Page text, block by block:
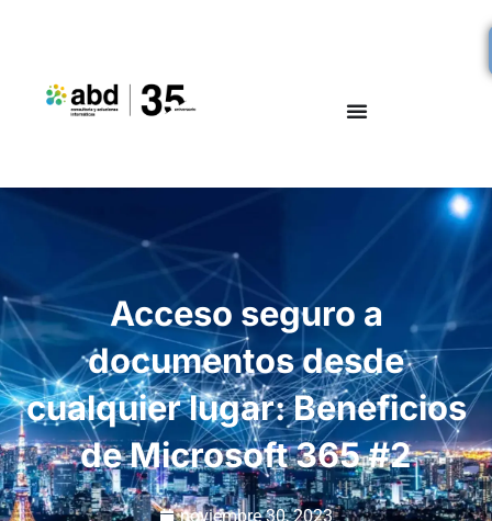
Acceso seguro a
documentos desde
cualquier lugar: Beneficios
de Microsoft 365 #2
noviembre 30, 2023